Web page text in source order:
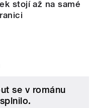
stojí až na samé
se v románu